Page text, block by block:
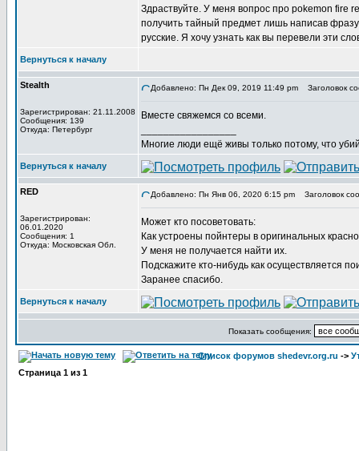
Здраствуйте. У меня вопрос про pokemon fire
получить тайный предмет лишь написав
русские. Я хочу узнать как вы перевели эти
Вернуться к началу
Stealth
Зарегистрирован: 21.11.2008
Сообщения: 139
Откуда: Петербург
Добавлено: Пн Дек 09, 2019 11:49 pm Заголовок
Вместе свяжемся со всеми.
Многие люди ещё живы только потому, что
Вернуться к началу
RED
Зарегистрирован:
06.01.2020
Сообщения: 1
Откуда: Московская Обл.
Добавлено: Пн Янв 06, 2020 6:15 pm Заголовок
Может кто посоветовать:
Как устроены пойнтеры в оригинальных
У меня не получается найти их.
Подскажите кто-нибудь как осуществляется
Заранее спасибо.
Вернуться к началу
Показать сообщения:
Список форумов shedevr.org.ru ->
Страница 1 из 1